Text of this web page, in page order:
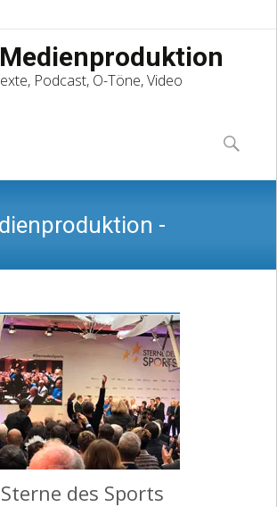
Podcast, O-Töne, Video
to
content
Suchen
nach:
-
Texte, Podcast, O-Töne,
des Sports